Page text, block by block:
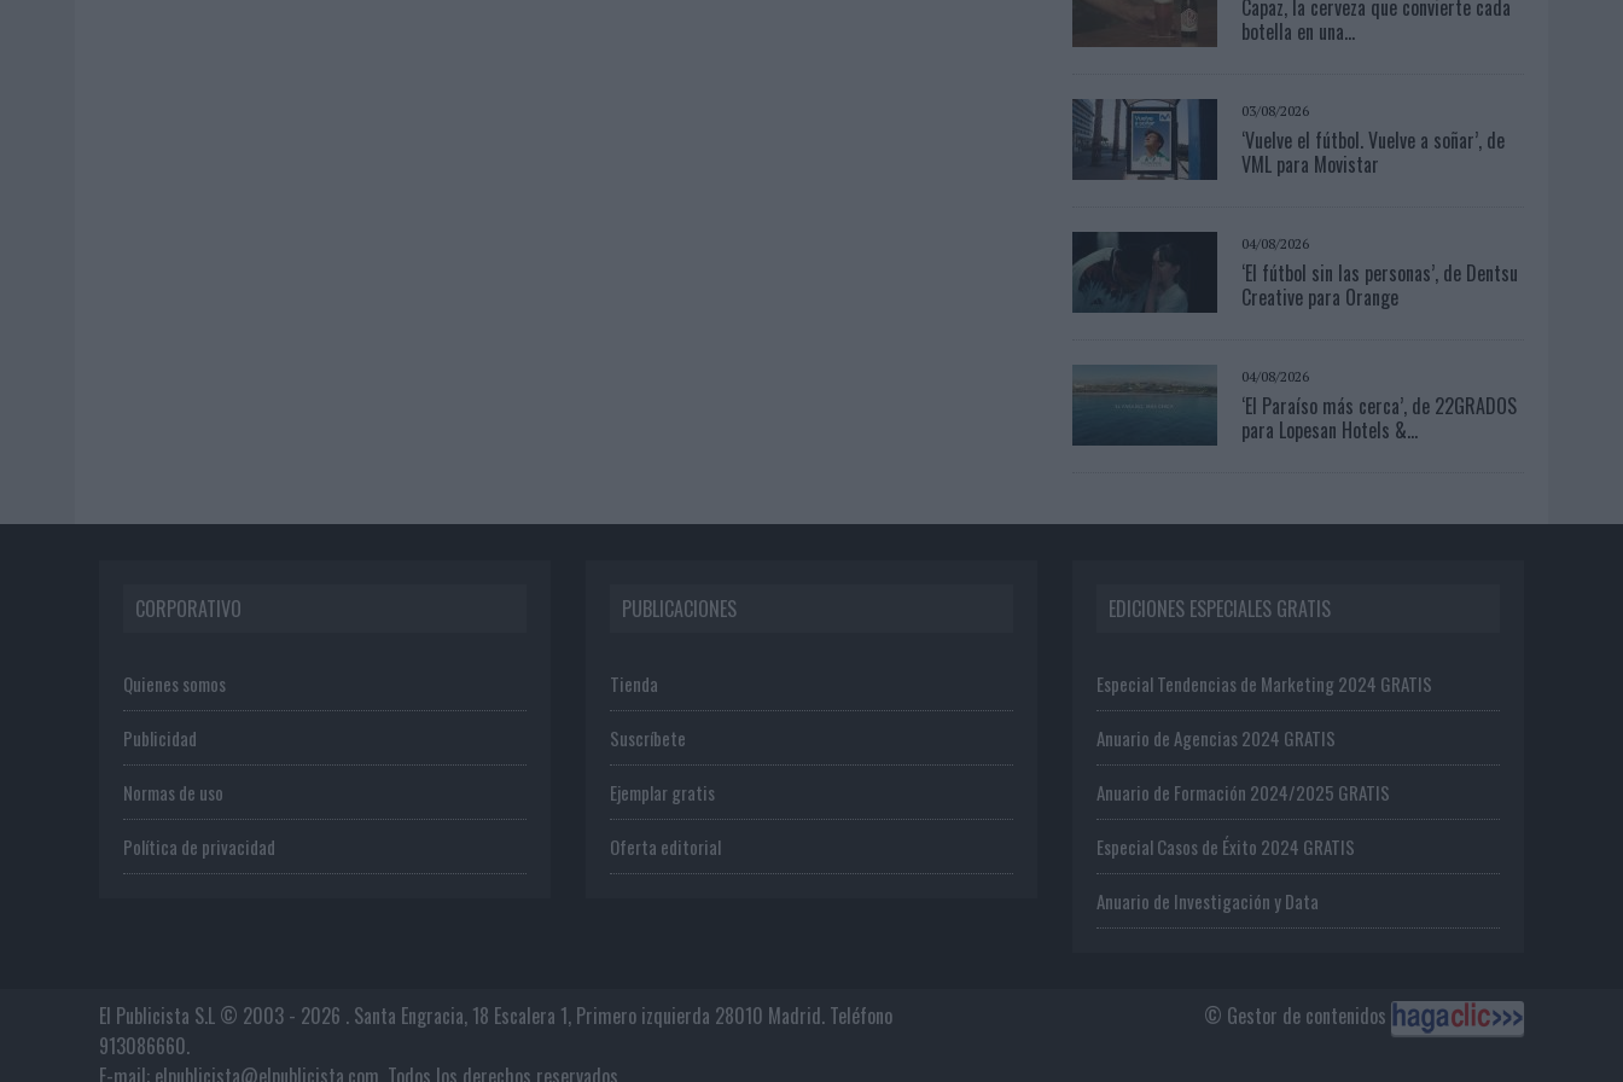
Capaz, la cerveza que convierte cada
botella en una...
03/08/2026
‘Vuelve el fútbol. Vuelve a soñar’, de
VML para Movistar
04/08/2026
‘El fútbol sin las personas’, de Dentsu
Creative para Orange
04/08/2026
‘El Paraíso más cerca’, de 22GRADOS
para Lopesan Hotels &...
CORPORATIVO
Quienes somos
Publicidad
Normas de uso
Política de privacidad
PUBLICACIONES
Tienda
Suscríbete
Ejemplar gratis
Oferta editorial
EDICIONES ESPECIALES GRATIS
Especial Tendencias de Marketing 2024 GRATIS
Anuario de Agencias 2024 GRATIS
Anuario de Formación 2024/2025 GRATIS
Especial Casos de Éxito 2024 GRATIS
Anuario de Investigación y Data
© Gestor de contenidos
El Publicista S.L © 2003 - 2026 . Santa Engracia, 18 Escalera 1, Primero izquierda 28010 Madrid. Teléfono
913086660.
E-mail: elpublicista@elpublicista.com. Todos los derechos reservados